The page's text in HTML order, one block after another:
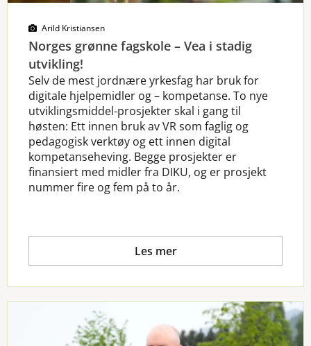
Arild Kristiansen
Norges grønne fagskole – Vea i stadig
utvikling!
Selv de mest jordnære yrkesfag har bruk for
digitale hjelpemidler og – kompetanse. To nye
utviklingsmiddel-prosjekter skal i gang til
høsten: Ett innen bruk av VR som faglig og
pedagogisk verktøy og ett innen digital
kompetanseheving. Begge prosjekter er
finansiert med midler fra DIKU, og er prosjekt
nummer fire og fem på to år.
Les mer